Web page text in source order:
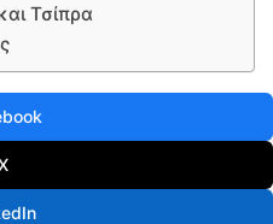
Τσίπρα